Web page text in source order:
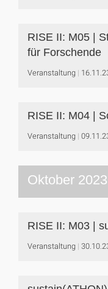
RISE II: M05 |
für Forschende
Veranstaltung
RISE II: M04 |
Veranstaltung
Oktober 2023
RISE II: M03 |
Veranstaltung